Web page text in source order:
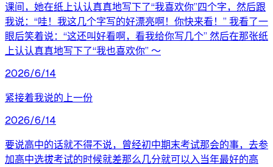
课间，她在纸上认认真真地写下了“我喜欢你”四个字，然后跟
我说：“哇！我这几个字写的好漂亮啊！你快来看！” 我看了一
眼后笑着说：“这还叫好看啊，看我给你写几个” 然后在那张纸
上认认真真地写下了“我也喜欢你” ​～
2026/6/14
紧接着我说的上一份
2026/6/14
要说高中的话就不得不说，曾经初中期末考试那会的事，去参
加高中选拔考试的时候就差那么几分就可以入当年最好的高